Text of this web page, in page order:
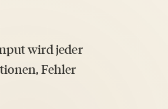
wird jeder
Fehler